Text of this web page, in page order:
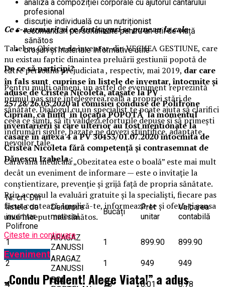
Ce s-a urmarit si ce furtisaguri se puneau la cale
Tabel cu Obiecte de inventar, din VECHEA GESTIUNE, care
nu existau faptic dinaintea preluării gestiunii popotă de
către persoana prejudiciata , respectiv, mai 2019, dar care
în fals sunt cuprinse în listele de inventar, întocmite și
aduse de Cristea Nicoleta, atașate la PV
25728/26.03.2020 al comisiei conduse de Polifrone
Ciprian, ca fiind în locația POPOTĂ la momentul
inventarierii și care ulterior au fost mentionate la
casare în anexa 4 a PV 30453/01.07.2020 întocmita de
Cristea Nicoleta fără competență și contrasemnat de
Dănescu Izabela:
Nr. crt. Din
listele de
invemtar
Polifrone
Denumire
material
Bucăți
Pret
unitar
Valoarea
contabilă
1
ARAGAZ
ZANUSSI
1 899.90 899.90
2
ARAGAZ
ZANUSSI
1 949 949
4
BOL
78 0.01
0.78
analiza a compoziției corporale cu ajutorul cântarului
profesional
discuție individuală cu un nutriționist
recomandări personalizate pentru un stil de viață
sănătos
broșuri și materiale informative utile
De ce să participi?
Pentru mulți oameni, un astfel de eveniment reprezintă
primul pas spre înțelegerea reală a propriei stări de
sănătate. Dialogul cu un specialist te poate ajuta să clarifici
ceea ce simți, să îți validezi eforturile depuse și să primești
îndrumări sigure, bazate pe dovezi științifice, adaptate
nevoilor tale.
Caravana medicală „Obezitatea este o boală” este mai mult
decât un eveniment de informare — este o invitație la
conștientizare, prevenție și grijă față de propria sănătate.
Prin accesul la evaluări gratuite și la specialiști, fiecare pas
făcut contează. Implică-te, informează-te și oferă-ți șansa
unui început mai sănătos.
Citeste in continuare
Eveniment
„Condu Prudent! Alege Viața!” a adus